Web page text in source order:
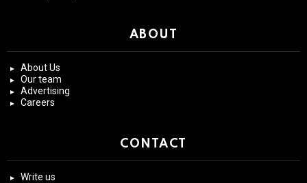
ABOUT
About Us
Our team
Advertising
Careers
CONTACT
Write us